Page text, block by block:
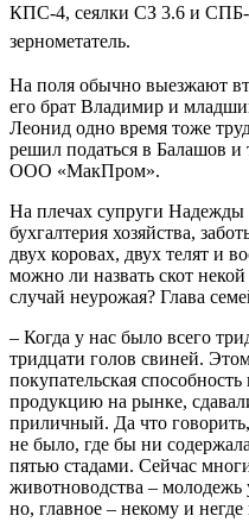
КПС-4, сеялки СЗ 3.6 и
зернометатель.
На поля обычно выезжают
его брат Владимир и
Леонид одно время тоже
решил податься в Балашов и
ООО «МакПром».
На плечах супруги
бухгалтерия хозяйства,
двух коровах, двух телят и
можно ли назвать скот
случай неурожая? Глава
– Когда у нас было всего
тридцати голов свиней.
покупательская
продукцию на рынке,
приличный. Да что
не было, где бы ни
пятью стадами. Сейчас
животноводства – молодежь
но, главное – некому и